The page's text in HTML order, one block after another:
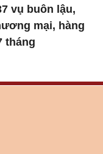
vụ buôn lậu,
mại, hàng
tháng